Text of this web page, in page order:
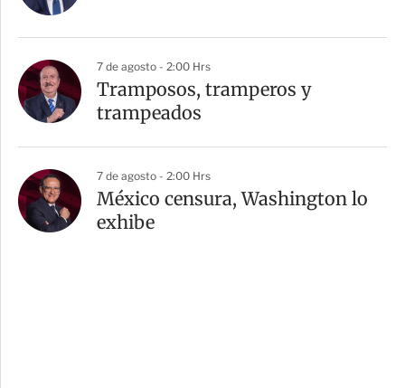
7 de agosto - 2:00 Hrs
Tramposos, tramperos y
trampeados
7 de agosto - 2:00 Hrs
México censura, Washington lo
exhibe